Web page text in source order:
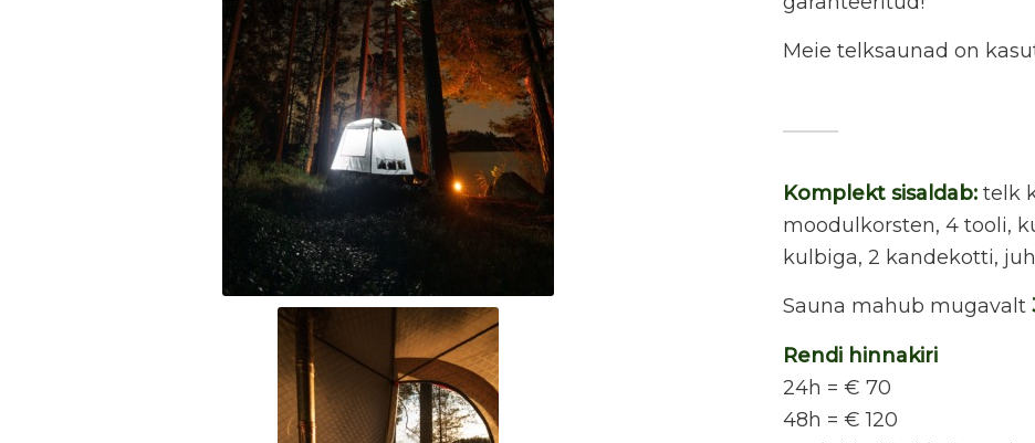
Meie telksaunad on
Komplekt sisaldab: telk
moodulkorsten, 4 tooli,
kulbiga, 2 kandekotti,
Sauna mahub mugavalt
Rendi hinnakiri
24h = € 70
48h = € 120